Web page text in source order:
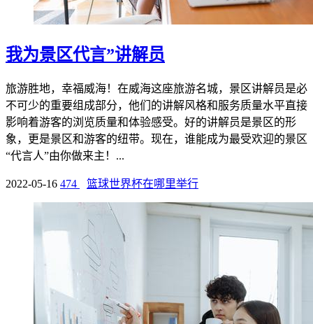
我为景区代言”讲解员
旅游胜地，幸福威海！在威海这座旅游名城，景区讲解员是必
不可少的重要组成部分，他们的讲解风格和服务质量水平直接
影响着游客的浏览质量和体验感受。好的讲解员是景区的形
象，更是景区和游客的纽带。现在，谁能成为最受欢迎的景区
“代言人”由你做来主！...
2022-05-16 474 篮球世界杯在哪里举行